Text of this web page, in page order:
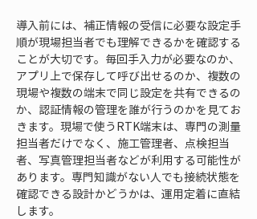
導入前には、補正情報の受信に必要な設定手
順が現場担当者でも理解できるかを確認する
ことが大切です。毎回手入力が必要なのか、
アプリ上で保存して呼び出せるのか、複数の
現場や複数の端末で同じ設定を共有できるの
か、認証情報の管理を誰が行うのかを見てお
きます。現場で使うRTK端末は、専門の測量
担当者だけでなく、施工管理者、点検担当
者、写真管理担当者などが利用する可能性が
あります。専門知識がない人でも接続状態を
確認できる設計かどうかは、運用定着に直結
します。